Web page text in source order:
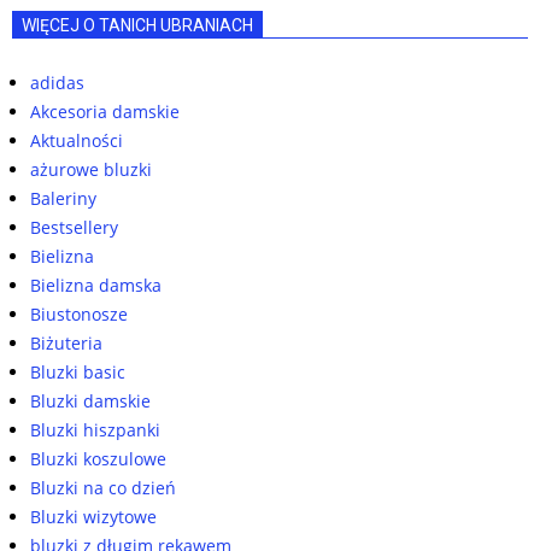
WIĘCEJ O TANICH UBRANIACH
adidas
Akcesoria damskie
Aktualności
ażurowe bluzki
Baleriny
Bestsellery
Bielizna
Bielizna damska
Biustonosze
Biżuteria
Bluzki basic
Bluzki damskie
Bluzki hiszpanki
Bluzki koszulowe
Bluzki na co dzień
Bluzki wizytowe
bluzki z długim rękawem